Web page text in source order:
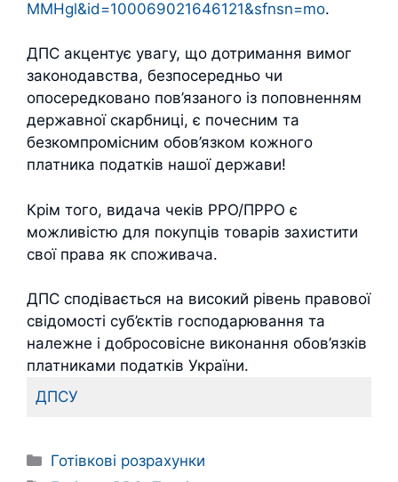
MMHgl&id=100069021646121&sfnsn=mo.
ДПС акцентує увагу, що дотримання вимог
законодавства, безпосередньо чи
опосередковано пов’язаного із поповненням
державної скарбниці, є почесним та
безкомпромісним обов’язком кожного
платника податків нашої держави!
Крім того, видача чеків РРО/ПРРО є
можливістю для покупців товарів захистити
свої права як споживача.
ДПС сподівається на високий рівень правової
свідомості суб’єктів господарювання та
належне і добросовісне виконання обов’язків
платниками податків України.
ДПСУ
Категорії
Готівкові розрахунки